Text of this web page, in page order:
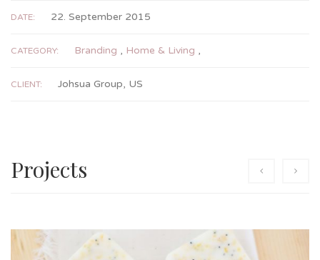
DATE: 22. September 2015
CATEGORY: Branding , Home & Living ,
CLIENT: Johsua Group, US
Projects